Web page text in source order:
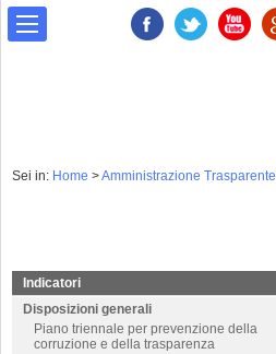
Sei in: Home >Amministrazione Trasparente
Indicatori
Disposizioni generali
Piano triennale per prevenzione della
corruzione e della trasparenza